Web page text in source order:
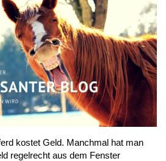
kostet Geld. Manchmal hat man
regelrecht aus dem Fenster